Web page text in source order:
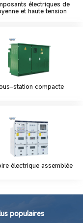
électriques de
et haute tension
station compacte
électrique assemblée
populaires